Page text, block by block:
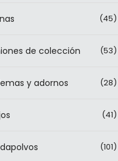
(45)
de colección (53)
y adornos (28)
(41)
(101)